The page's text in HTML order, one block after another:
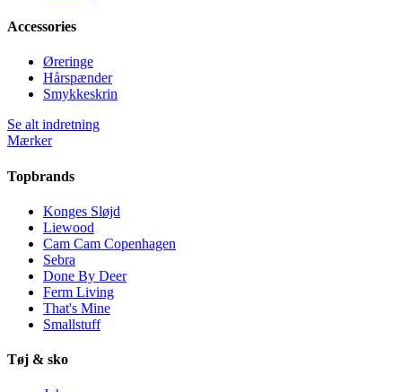
Accessories
Øreringe
Hårspænder
Smykkeskrin
Se alt indretning
Mærker
Topbrands
Konges Sløjd
Liewood
Cam Cam Copenhagen
Sebra
Done By Deer
Ferm Living
That's Mine
Smallstuff
Tøj & sko